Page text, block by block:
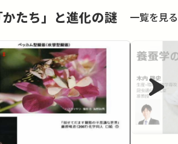
たち」と進化の謎 一覧を見る